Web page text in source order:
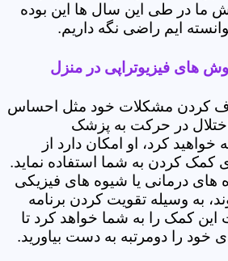
ما در طی این سال ها این بوده
ایم راضی نگه داریم.
های فیزیوتراپی در منزل
کردن مشکلات خود مثل احساس
در حرکت به پزشک
کرد، او امکان دارد از
کمک کردن به شما استفاده نماید.
های درمانی یا شیوه های فیزیکی
به وسیله تقویت کردن برنامه
این کمک را به شما خواهد کرد تا
خود را دومرتبه به دست بیاورید.